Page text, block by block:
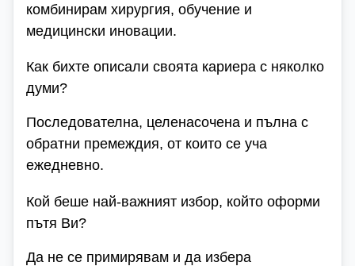
комбинирам хирургия, обучение и
медицински иновации.
Как бихте описали своята кариера с няколко
думи?
Последователна, целенасочена и пълна с
обратни премеждия, от които се уча
ежедневно.
Кой беше най-важният избор, който оформи
пътя Ви?
Да не се примирявам и да избера